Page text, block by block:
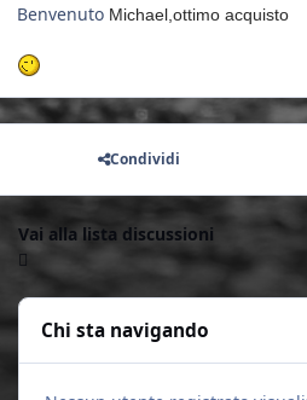
Benvenuto Michael,ottimo acquisto
Condividi
Vai alla lista discussioni
Chi sta navigando